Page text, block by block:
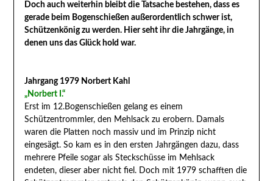
Doch auch weiterhin bleibt die Tatsache bestehen, dass es
gerade beim Bogenschießen außerordentlich schwer ist,
Schützenkönig zu werden. Hier seht ihr die Jahrgänge, in
denen uns das Glück hold war.
Jahrgang 1979 Norbert Kahl
„Norbert I.“
Erst im 12.Bogenschießen gelang es einem
Schützentrommler, den Mehlsack zu erobern. Damals
waren die Platten noch massiv und im Prinzip nicht
eingesägt. So kam es in den ersten Jahrgängen dazu, dass
mehrere Pfeile sogar als Steckschüsse im Mehlsack
endeten, dieser aber nicht fiel. Doch mit 1979 schafften die